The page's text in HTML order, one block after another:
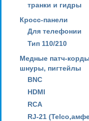
транки и гидры
Кросс-панели
Для телефонии
Тип 110/210
Медные патч-
шнуры, пигтейлы
BNC
HDMI
RCA
RJ-21